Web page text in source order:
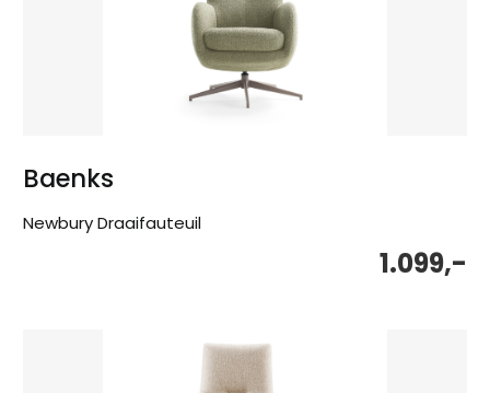
Baenks
Newbury Draaifauteuil
1.099,-